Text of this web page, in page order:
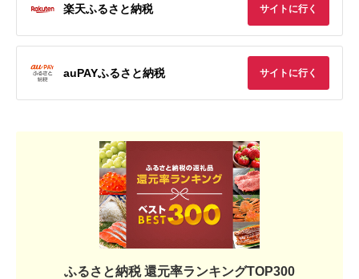
楽天ふるさと納税 サイトに行く
auPAYふるさと納税 サイトに行く
ふるさと納税 還元率ランキングTOP300